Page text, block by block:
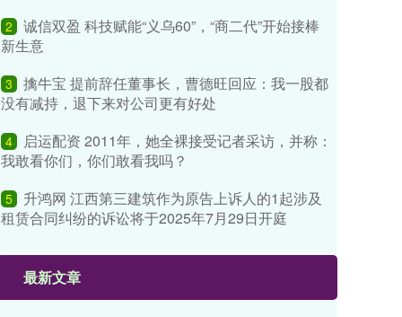
2
诚信双盈 科技赋能“义乌60”，“商二代”开始接棒
新生意
3
擒牛宝 提前辞任董事长，曹德旺回应：我一股都
没有减持，退下来对公司更有好处
4
启运配资 2011年，她全裸接受记者采访，并称：
我敢看你们，你们敢看我吗？
5
升鸿网 江西第三建筑作为原告上诉人的1起涉及
租赁合同纠纷的诉讼将于2025年7月29日开庭
最新文章